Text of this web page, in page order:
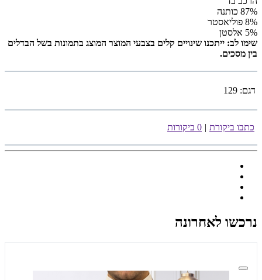
87% כותנה
8% פוליאסטר
5% אלסטן
שימו לב: ייתכנו שינויים קלים בצבעי המוצר המוצג בתמונות בשל הבדלים
בין מסכים.
דגם: 129
כתבו ביקורת | 0 ביקורות
נרכשו לאחרונה